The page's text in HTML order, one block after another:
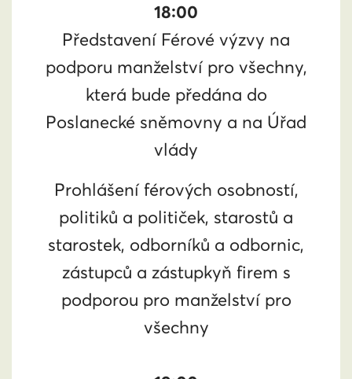
18:00
Představení Férové výzvy na
podporu manželství pro všechny,
která bude předána do
Poslanecké sněmovny a na Úřad
vlády
Prohlášení férových osobností,
politiků a političek, starostů a
starostek, odborníků a odbornic,
zástupců a zástupkyň firem s
podporou pro manželství pro
všechny